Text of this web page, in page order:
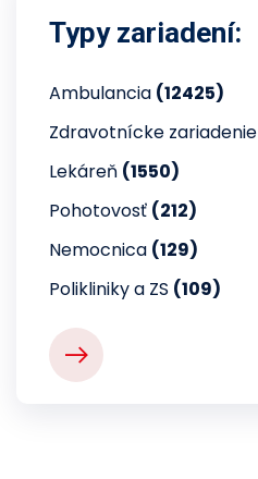
Typy zariadení:
Ambulancia (12425)
Zdravotnícke zariadenie
Lekáreň (1550)
Pohotovosť (212)
Nemocnica (129)
Polikliniky a ZS (109)